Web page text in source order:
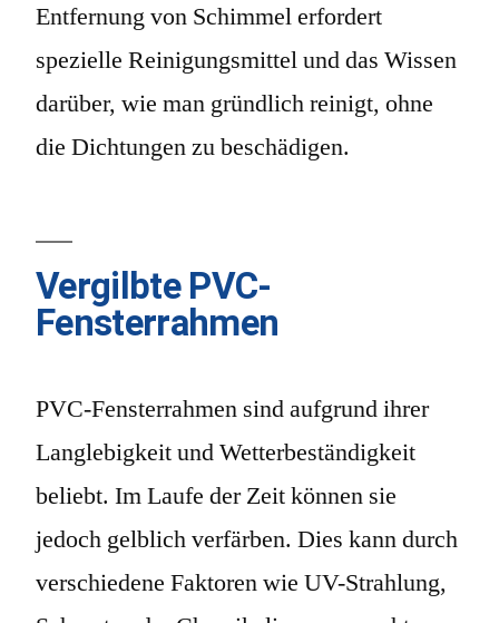
Entfernung von Schimmel erfordert
spezielle Reinigungsmittel und das Wissen
darüber, wie man gründlich reinigt, ohne
die Dichtungen zu beschädigen.
Vergilbte PVC-
Fensterrahmen
PVC-Fensterrahmen sind aufgrund ihrer
Langlebigkeit und Wetterbeständigkeit
beliebt. Im Laufe der Zeit können sie
jedoch gelblich verfärben. Dies kann durch
verschiedene Faktoren wie UV-Strahlung,